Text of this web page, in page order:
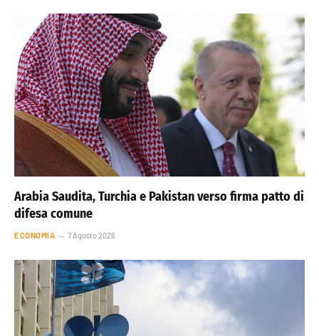
Arabia Saudita, Turchia e Pakistan verso firma patto di
difesa comune
ECONOMIA 7 Agosto 2026